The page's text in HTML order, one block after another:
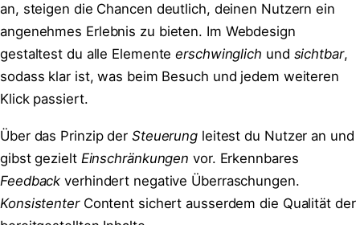
an, steigen die Chancen deutlich, deinen Nutzern ein
angenehmes Erlebnis zu bieten. Im Webdesign
gestaltest du alle Elementeerschwinglich und sichtbar,
sodass klar ist, was beim Besuch und jedem weiteren
Klick passiert.
Über das Prinzip der Steuerung leitest du Nutzer an und
gibst gezielt Einschränkungen vor. Erkennbares
Feedback verhindert negative Überraschungen.
KonsistenterContent sichert ausserdem die Qualität der